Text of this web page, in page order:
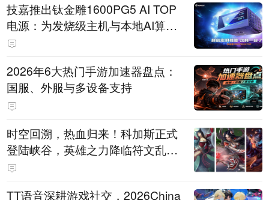
技嘉推出钛金雕1600PG5 AI TOP
电源：为发烧级主机与本地AI算力
打造旗舰供电方案
2026年6大热门手游加速器盘点：
国服、外服与多设备支持
时空回溯，热血归来！科加斯正式
登陆峡谷，英雄之力降临符文乱
斗！
TT语音深耕游戏社交，2026China